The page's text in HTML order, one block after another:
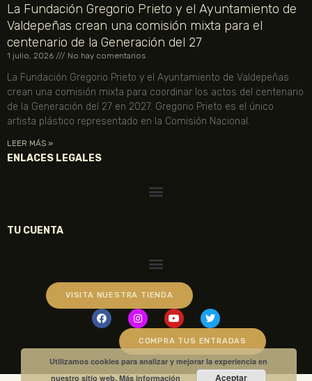
La Fundación Gregorio Prieto y el Ayuntamiento de
Valdepeñas crean una comisión mixta para el
centenario de la Generación del 27
1 julio, 2026 No hay comentarios
La Fundación Gregorio Prieto y el Ayuntamiento de Valdepeñas
crean una comisión mixta para coordinar los actos del centenario
de la Generación del 27 en 2027. Gregorio Prieto es el único
artista plástico representado en la Comisión Nacional.
LEER MÁS »
ENLACES LEGALES
TU CUENTA
VISITA NUESTRA TIENDA
COMPRA TUS ENTRADAS
Utilizamos cookies para analizar y mejorar la experiencia en
nuestro sitio web.Más información Aceptar